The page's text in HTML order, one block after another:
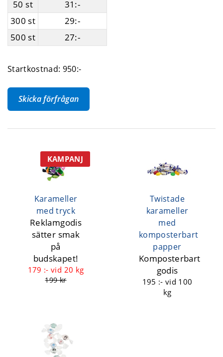
50 st
31:-
300 st
29:-
500 st
27:-
Startkostnad: 950:-
Skicka förfrågan
KAMPANJ
Karameller
med tryck
Reklamgodis
sätter smak
på
budskapet!
179 :-vid 20 kg
199 kr
Twistade
karameller
med
komposterbart
papper
Komposterbart
godis
195 :- vid 100
kg